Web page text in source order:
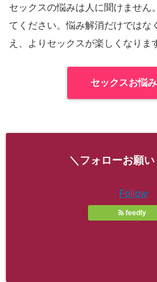
セックスの悩みは人に聞けません
てください。悩み解消だけではな
え、よりセックスが楽しくなりま
セックスお悩
＼フォローお願
Follow
feedly